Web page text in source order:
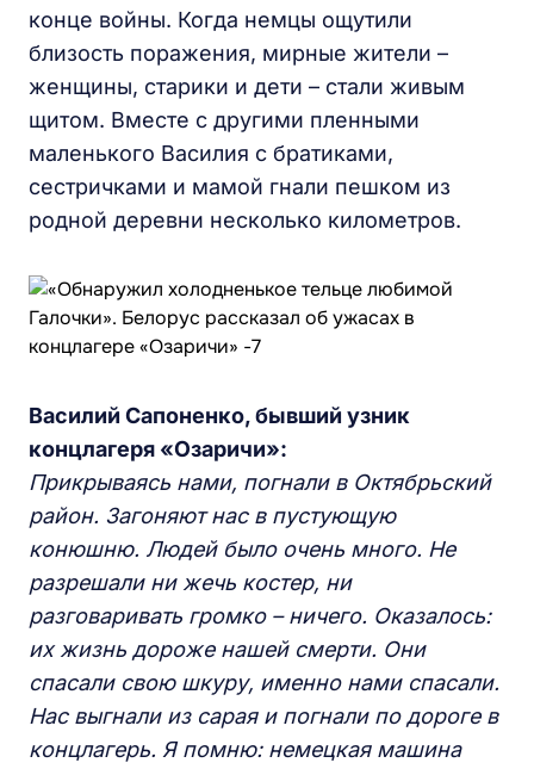
конце войны. Когда немцы ощутили
близость поражения, мирные жители –
женщины, старики и дети – стали живым
щитом. Вместе с другими пленными
маленького Василия с братиками,
сестричками и мамой гнали пешком из
родной деревни несколько километров.
Василий Сапоненко, бывший узник
концлагеря «Озаричи»:
Прикрываясь нами, погнали в Октябрьский
район. Загоняют нас в пустующую
конюшню. Людей было очень много. Не
разрешали ни жечь костер, ни
разговаривать громко – ничего. Оказалось:
их жизнь дороже нашей смерти. Они
спасали свою шкуру, именно нами спасали.
Нас выгнали из сарая и погнали по дороге в
концлагерь. Я помню: немецкая машина